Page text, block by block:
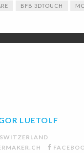
BFB 3DTOUCH
LUETOLF